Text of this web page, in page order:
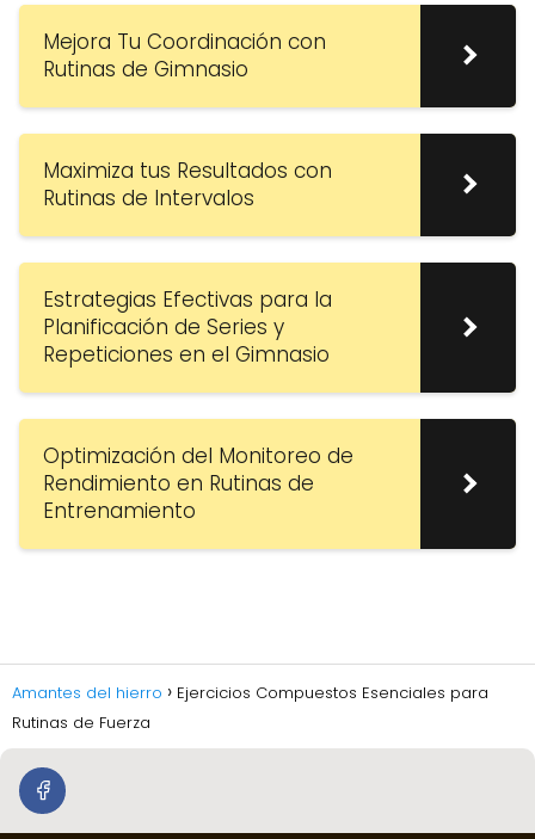
Mejora Tu Coordinación con
Rutinas de Gimnasio
Maximiza tus Resultados con
Rutinas de Intervalos
Estrategias Efectivas para la
Planificación de Series y
Repeticiones en el Gimnasio
Optimización del Monitoreo de
Rendimiento en Rutinas de
Entrenamiento
Amantes del hierro
Ejercicios Compuestos Esenciales para
Rutinas de Fuerza